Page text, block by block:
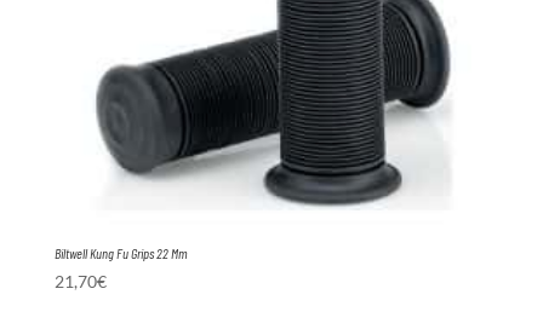
Biltwell Kung Fu Grips 22 Mm
21,70€